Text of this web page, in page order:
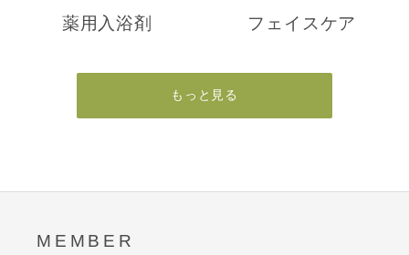
薬用入浴剤 フェイスケア
もっと見る
MEMBER